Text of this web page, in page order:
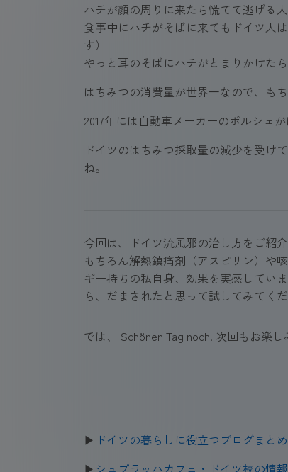
ハチが顔の周りに来たら慌てて逃げる
食事中にハチがそばに来てもドイツ人
す）
やっと耳のそばにハチがとまりかけた
はちみつの消費量が世界一なので、も
2017年には自動車メーカーのポルシェ
ドイツのはちみつ採取量の減少を受け
ね。
今回は、ドイツ流風邪の治し方をご紹
もちろん解熱鎮痛剤（アスピリン）や
ギー持ちの私自身、効果を実感してい
ら、だまされたと思って試してみてく
では、 Schönen Tag noch! 次回もお楽し
▶ ドイツの暮らしに役立つブログまとめ
▶ シュプラッハカフェ・ドイツ校の情